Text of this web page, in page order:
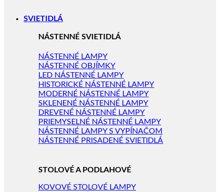
SVIETIDLÁ
NÁSTENNÉ SVIETIDLÁ
NÁSTENNÉ LAMPY
NÁSTENNÉ OBJÍMKY
LED NÁSTENNÉ LAMPY
HISTORICKÉ NÁSTENNÉ LAMPY
MODERNÉ NÁSTENNÉ LAMPY
SKLENENÉ NÁSTENNÉ LAMPY
DREVENÉ NÁSTENNÉ LAMPY
PRIEMYSELNÉ NÁSTENNÉ LAMPY
NÁSTENNÉ LAMPY S VYPÍNAČOM
NÁSTENNÉ PRISADENÉ SVIETIDLÁ
STOLOVÉ A PODLAHOVÉ
KOVOVÉ STOLOVÉ LAMPY